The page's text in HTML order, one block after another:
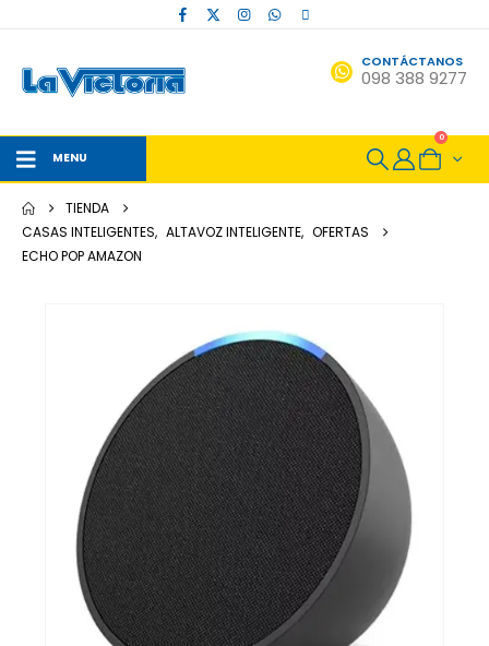
CONTÁCTANOS
098 388 9277
MENU
0
TIENDA
CASAS INTELIGENTES, ALTAVOZ INTELIGENTE, OFERTAS
ECHO POP AMAZON